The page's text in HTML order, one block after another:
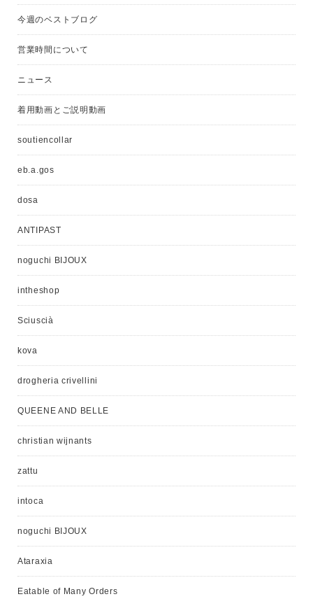
今週のベストブログ
営業時間について
ニュース
着用動画とご説明動画
soutiencollar
eb.a.gos
dosa
ANTIPAST
noguchi BIJOUX
intheshop
Sciuscià
kova
drogheria crivellini
QUEENE AND BELLE
christian wijnants
zattu
intoca
noguchi BIJOUX
Ataraxia
Eatable of Many Orders